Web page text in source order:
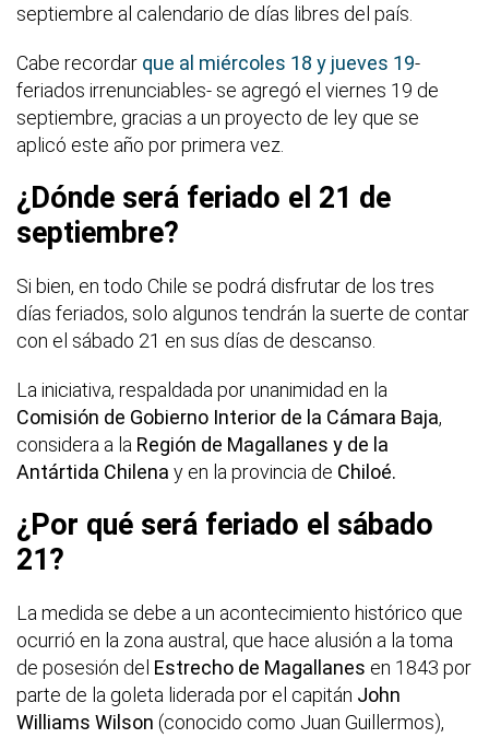
septiembre al calendario de días libres del país.
Cabe recordar que al miércoles 18 y jueves 19-
feriados irrenunciables- se agregó el viernes 19 de
septiembre, gracias a un proyecto de ley que se
aplicó este año por primera vez.
¿Dónde será feriado el 21 de
septiembre?
Si bien, en todo Chile se podrá disfrutar de los tres
días feriados, solo algunos tendrán la suerte de contar
con el sábado 21 en sus días de descanso.
La iniciativa, respaldada por unanimidad en la
Comisión de Gobierno Interior de la Cámara Baja,
considera a la Región de Magallanes y de la
Antártida Chilena y en la provincia de Chiloé.
¿Por qué será feriado el sábado
21?
La medida se debe a un acontecimiento histórico que
ocurrió en la zona austral, que hace alusión a la toma
de posesión del Estrecho de Magallanes en 1843 por
parte de la goleta liderada por el capitán John
Williams Wilson (conocido como Juan Guillermos),